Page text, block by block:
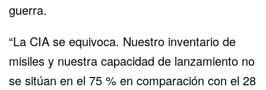
guerra.
“La CIA se equivoca. Nuestro inventario de
misiles y nuestra capacidad de lanzamiento no
se sitúan en el 75 % en comparación con el 28